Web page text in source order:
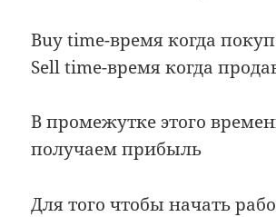
Buy time-время когда
Sell time-время когда
В промежутке этого
получаем прибыль
Для того чтобы начать